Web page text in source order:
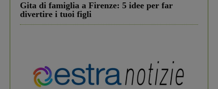
Gita di famiglia a Firenze: 5 idee per far
divertire i tuoi figli